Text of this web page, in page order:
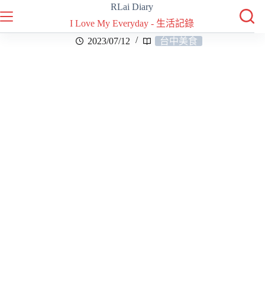
RLai Diary
I Love My Everyday - 生活記錄
2023/07/12
台中美食